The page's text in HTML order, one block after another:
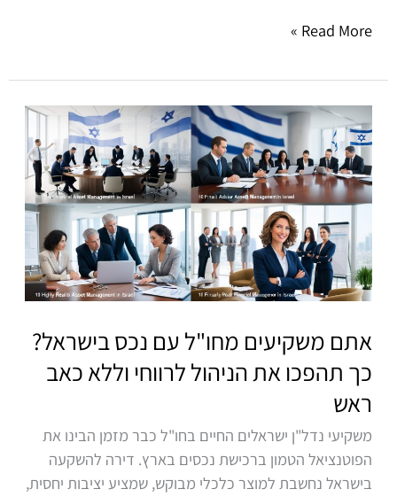
Read More »
אתם משקיעים מחו"ל עם נכס בישראל?
כך תהפכו את הניהול לרווחי וללא כאב
ראש
משקיעי נדל"ן ישראלים החיים בחו"ל כבר מזמן הבינו את
הפוטנציאל הטמון ברכישת נכסים בארץ. דירה להשקעה
בישראל נחשבת למוצר כלכלי מבוקש, שמציע יציבות יחסית,
אתם
משקיעים
מחו"ל
עם
נכס
בישראל?
כך
תהפכו
את
הניהול
לרווחי
וללא
כאב